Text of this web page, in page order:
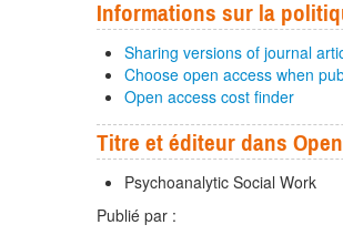
Informations sur la
Sharing versions of journal
Choose open access when
Open access cost finder
Titre et éditeur dans
Psychoanalytic Social Work
Publié par :